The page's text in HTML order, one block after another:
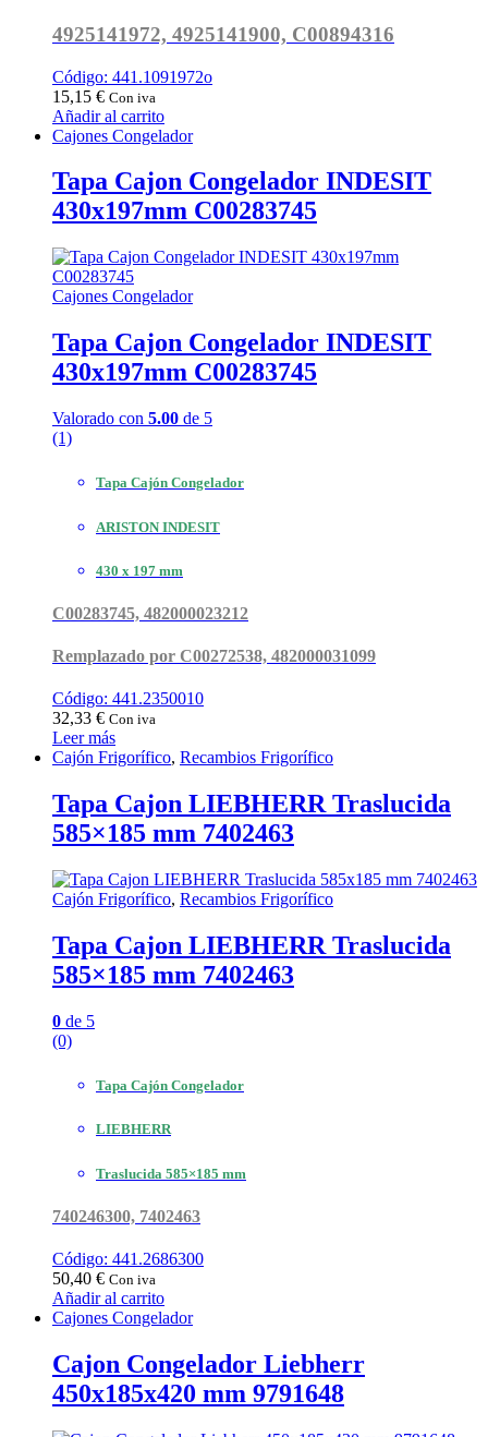
4925141972, 4925141900, C00894316
Código: 441.1091972o
15,15 € Con iva
Añadir al carrito
Cajones Congelador
Tapa Cajon Congelador INDESIT
430x197mm C00283745
Cajones Congelador
Tapa Cajon Congelador INDESIT
430x197mm C00283745
Valorado con 5.00 de 5
(1)
Tapa Cajón Congelador
ARISTON INDESIT
430 x 197 mm
C00283745, 482000023212
Remplazado por C00272538, 482000031099
Código: 441.2350010
32,33 € Con iva
Leer más
Cajón Frigorífico, Recambios Frigorífico
Tapa Cajon LIEBHERR Traslucida
585×185 mm 7402463
Cajón Frigorífico, Recambios Frigorífico
Tapa Cajon LIEBHERR Traslucida
585×185 mm 7402463
0 de 5
(0)
Tapa Cajón Congelador
LIEBHERR
Traslucida 585×185 mm
740246300, 7402463
Código: 441.2686300
50,40 € Con iva
Añadir al carrito
Cajones Congelador
Cajon Congelador Liebherr
450x185x420 mm 9791648